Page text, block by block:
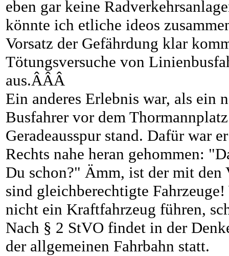
eben gar keine
könnte ich etliche ideos
Vorsatz der Gefährdung klar
Tötungsversuche von
aus.ÂÂÂ
Ein anderes Erlebnis war, als ein
Busfahrer vor dem
Geradeausspur stand. Dafür war
Rechts nahe heran gehommen:
Du schon?" Ämm, ist der mit den
sind gleichberechtigte
nicht ein Kraftfahrzeug führen,
Nach § 2 StVO findet in der
der allgemeinen Fahrbahn statt.